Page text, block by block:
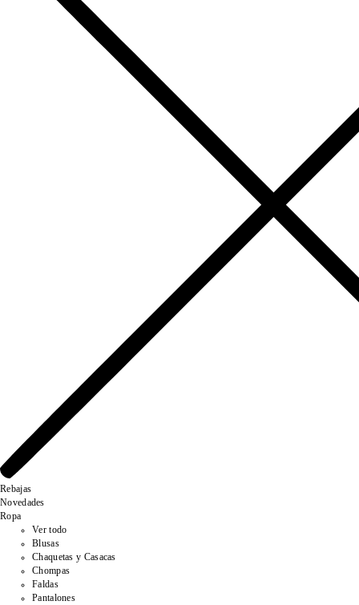
Rebajas
Novedades
Ropa
Ver todo
Blusas
Chaquetas y Casacas
Chompas
Faldas
Pantalones